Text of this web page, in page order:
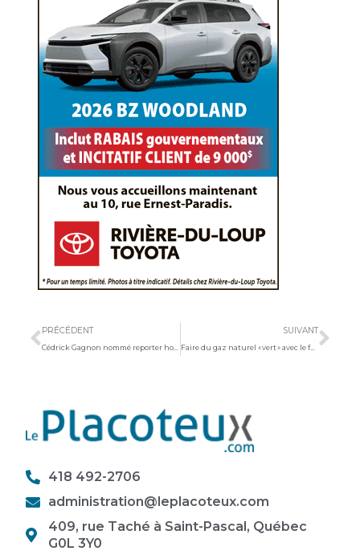
PRÉCÉDENT
Cédrick Gagnon nommé reporter honoraire par l’ambassade sud-coréenne
SUIVANT
Faire du gaz naturel « vert » avec le fumier des animaux ?
418 492-2706
administration@leplacoteux.com
409, rue Taché à Saint-Pascal, Québec
G0L 3Y0